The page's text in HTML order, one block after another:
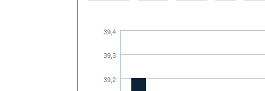
39,2
39,3
39,4